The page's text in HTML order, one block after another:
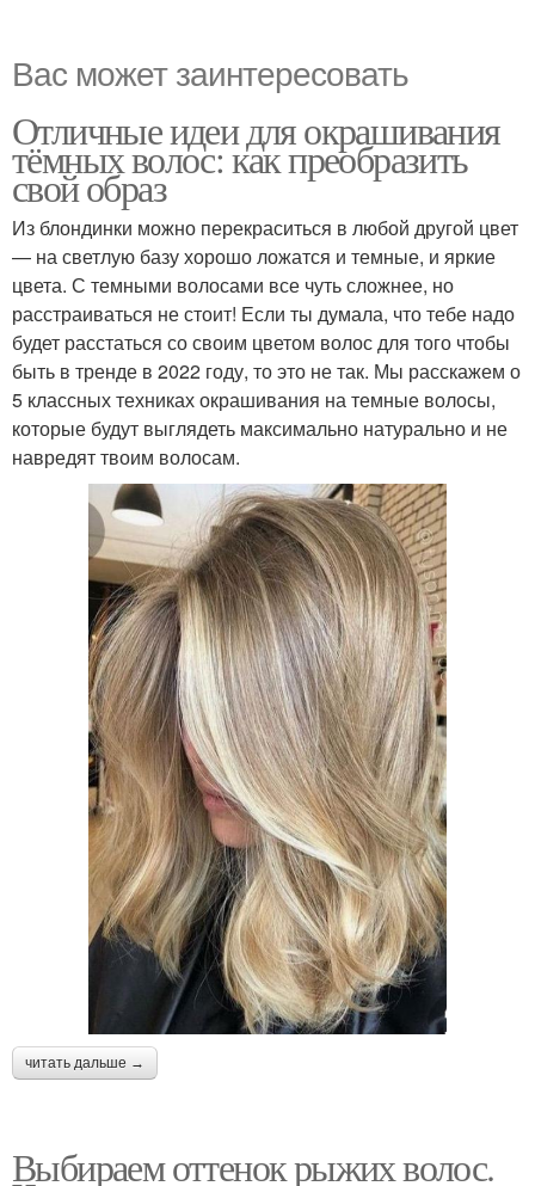
Вас может заинтересовать
Отличные идеи для окрашивания
тёмных волос: как преобразить
свой образ
Из блондинки можно перекраситься в любой другой цвет
— на светлую базу хорошо ложатся и темные, и яркие
цвета. С темными волосами все чуть сложнее, но
расстраиваться не стоит! Если ты думала, что тебе надо
будет расстаться со своим цветом волос для того чтобы
быть в тренде в 2022 году, то это не так. Мы расскажем о
5 классных техниках окрашивания на темные волосы,
которые будут выглядеть максимально натурально и не
навредят твоим волосам.
читать дальше →
Выбираем оттенок рыжих волос.